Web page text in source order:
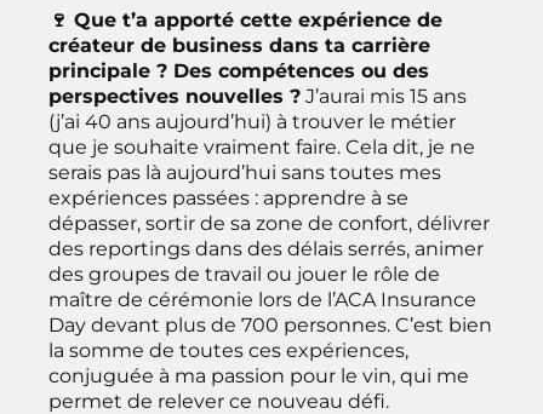
🍷 Que t’a apporté cette expérience de
créateur de business dans ta carrière
principale ? Des compétences ou des
perspectives nouvelles ? J’aurai mis 15 ans
(j’ai 40 ans aujourd’hui) à trouver le métier
que je souhaite vraiment faire. Cela dit, je ne
serais pas là aujourd’hui sans toutes mes
expériences passées : apprendre à se
dépasser, sortir de sa zone de confort, délivrer
des reportings dans des délais serrés, animer
des groupes de travail ou jouer le rôle de
maître de cérémonie lors de l’ACA Insurance
Day devant plus de 700 personnes. C’est bien
la somme de toutes ces expériences,
conjuguée à ma passion pour le vin, qui me
permet de relever ce nouveau défi.